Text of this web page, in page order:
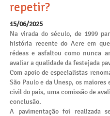
repetir?
15/06/2025
Na virada do século, de 1999
história recente do Acre em
rédeas e asfaltou como nunca
avaliar a qualidade da festejada
Com apoio de especialistas
São Paulo e da Unesp, os
civil do país, uma comissão de
conclusão.
A pavimentação foi realizada